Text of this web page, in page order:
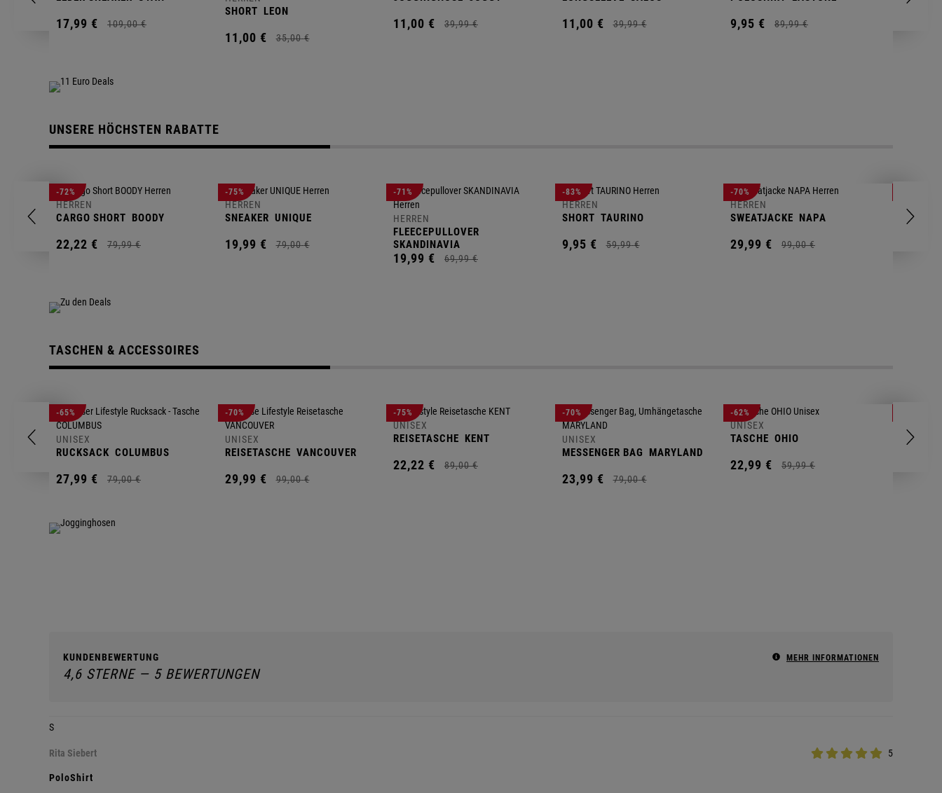
17,99 € 109,00 €
SHORT LEON
11,00 € 35,00 €
11,00 € 39,99 € 11,00 € 39,99 € 9,95 € 89,99 €
UNSERE HÖCHSTEN RABATTE
-72%
HERREN
CARGO SHORT BOODY
22,22 € 79,99 €
-75%
HERREN
SNEAKER UNIQUE
19,99 € 79,00 €
-71%
HERREN
FLEECEPULLOVER
SKANDINAVIA
19,99 € 69,99 €
-83%
HERREN
SHORT TAURINO
9,95 € 59,99 €
-70%
HERREN
SWEATJACKE NAPA
29,99 € 99,00 €
TASCHEN & ACCESSOIRES
-65%
UNISEX
RUCKSACK COLUMBUS
27,99 € 79,00 €
-70%
UNISEX
REISETASCHE VANCOUVER
29,99 € 99,00 €
-75%
UNISEX
REISETASCHE KENT
22,22 € 89,00 €
-70%
UNISEX
MESSENGER BAG MARYLAND
23,99 € 79,00 €
-62%
UNISEX
TASCHE OHIO
22,99 € 59,99 €
KUNDENBEWERTUNG MEHR INFORMATIONEN
4,6 STERNE — 5 BEWERTUNGEN
S
Rita Siebert 5
PoloShirt